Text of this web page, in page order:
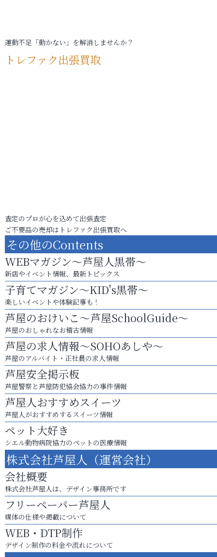
運動不足「動かない」を解消しませんか？
トレファク出張買取
査定のプロが心を込めて出張査定
ご不要品の売却はトレファク出張買取へ
その他のContents
WEBマガジン～芦屋人黒帯～
新店やイベント情報、最新トピックス
子育てマガジン～KID's黒帯～
楽しいイベントや体験記事も！
芦屋のおけいこ～芦屋SchoolGuide～
芦屋のおしゃれなお稽古情報
芦屋の求人情報～SOHOあしや～
芦屋のアルバイト・正社員の求人情報
芦屋安全掲示板
芦屋警察と芦屋防犯協会協力の事件情報
芦屋人おすすめスイーツ
芦屋人がおすすめするスイーツ情報
ペット大好き
シエル動物病院協力のペットの医療情報
株式会社芦屋人（運営会社）
会社概要
株式会社芦屋人は、デザイン事務所です
フリーペーパー芦屋人
媒体の仕様や掲載について
WEB・DTP制作
デザイン制作の料金や流れについて